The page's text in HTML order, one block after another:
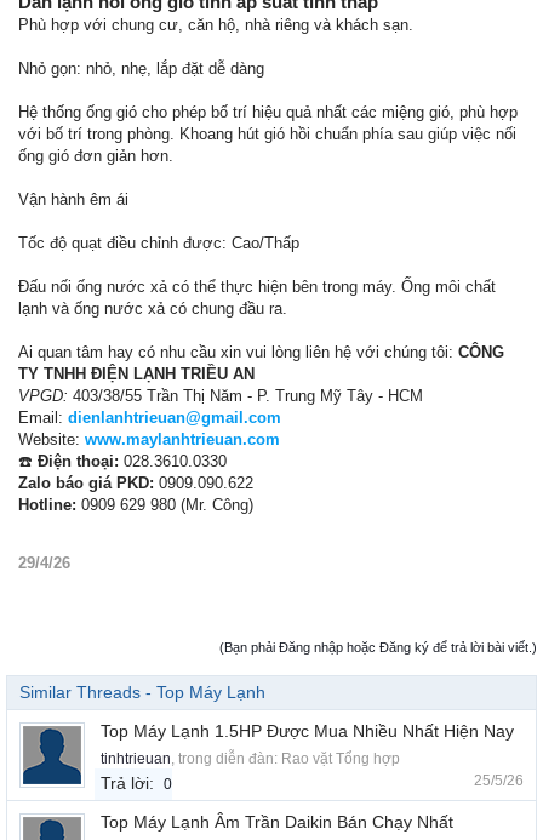
Phù hợp với chung cư, căn hộ, nhà riêng và khách sạn.
Nhỏ gọn: nhỏ, nhẹ, lắp đặt dễ dàng
Hệ thống ống gió cho phép bố trí hiệu quả nhất các miệng gió, phù hợp
với bố trí trong phòng. Khoang hút gió hồi chuẩn phía sau giúp việc nối
ống gió đơn giản hơn.
Vận hành êm ái
Tốc độ quạt điều chỉnh được: Cao/Thấp
Đấu nối ống nước xả có thể thực hiện bên trong máy. Ống môi chất
lạnh và ống nước xả có chung đầu ra.
Ai quan tâm hay có nhu cầu xin vui lòng liên hệ với chúng tôi: CÔNG
TY TNHH ĐIỆN LẠNH TRIỀU AN
VPGD: 403/38/55 Trần Thị Năm - P. Trung Mỹ Tây - HCM
Email: dienlanhtrieuan@gmail.com
Website: www.maylanhtrieuan.com
☎️ Điện thoại: 028.3610.0330
Zalo báo giá PKD: 0909.090.622
Hotline: 0909 629 980 (Mr. Công)
29/4/26
(Bạn phải Đăng nhập hoặc Đăng ký để trả lời bài viết.)
Similar Threads - Top Máy Lạnh
Top Máy Lạnh 1.5HP Được Mua Nhiều Nhất Hiện Nay
tinhtrieuan, trong diễn đàn: Rao vặt Tổng hợp
Trả lời: 0 25/5/26
Top Máy Lạnh Âm Trần Daikin Bán Chạy Nhất